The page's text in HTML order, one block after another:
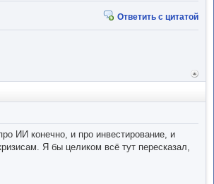
Ответить с цитатой
к
ИИ конечно, и про инвестирование, и
Я бы целиком всё тут пересказал,